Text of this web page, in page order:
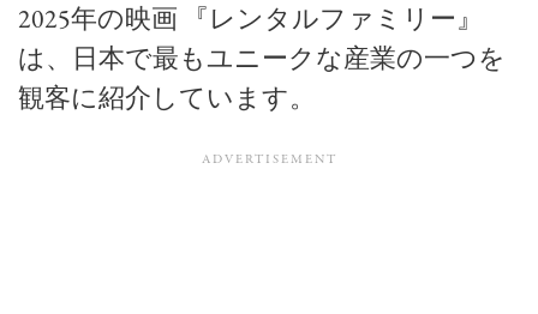
2025年の映画 『レンタルファミリー』
は、日本で最もユニークな産業の一つを
観客に紹介しています。